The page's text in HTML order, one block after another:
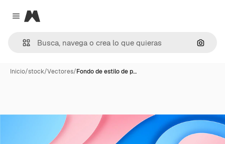
Close menu
Magnific
Inicio/stock/Vectores/Fondo de estilo de p…